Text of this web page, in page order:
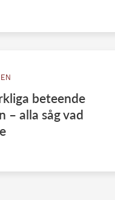
beteende
– alla såg vad